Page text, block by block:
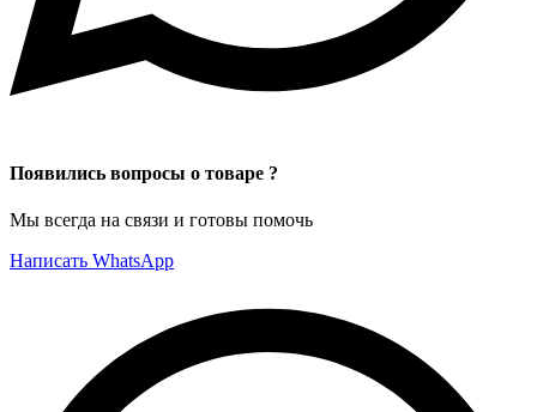
Появились вопросы о товаре ?
Мы всегда на связи и готовы помочь
Написать WhatsApp